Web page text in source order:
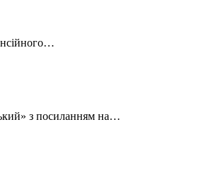
з посиланням на…